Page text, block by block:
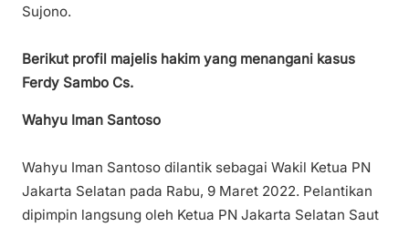
Sujono.
Berikut profil majelis hakim yang menangani kasus
Ferdy Sambo Cs.
Wahyu Iman Santoso
Wahyu Iman Santoso dilantik sebagai Wakil Ketua PN
Jakarta Selatan pada Rabu, 9 Maret 2022. Pelantikan
dipimpin langsung oleh Ketua PN Jakarta Selatan Saut